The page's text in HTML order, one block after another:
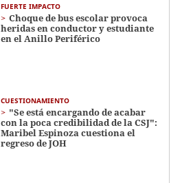
FUERTE IMPACTO
Choque de bus escolar provoca
heridas en conductor y estudiante
en el Anillo Periférico
CUESTIONAMIENTO
"Se está encargando de acabar
con la poca credibilidad de la CSJ":
Maribel Espinoza cuestiona el
regreso de JOH